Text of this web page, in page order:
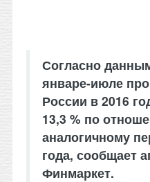
Согласно
январе-июле
России в 2016
13,3 % по
аналогичному
года, сообщает
Финмаркет.